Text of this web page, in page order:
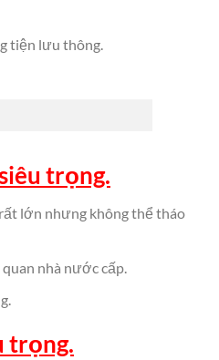
tiện lưu thông.
trọng.
lớn nhưng không thể tháo
nhà nước cấp.
trọng.